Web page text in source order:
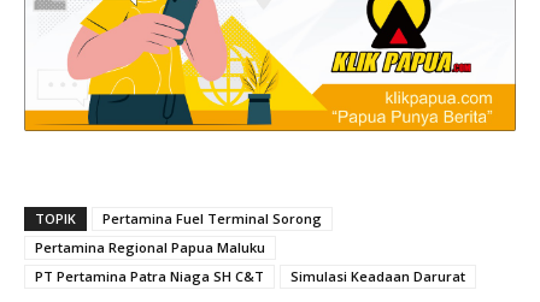
TOPIK
Pertamina Fuel Terminal Sorong
Pertamina Regional Papua Maluku
PT Pertamina Patra Niaga SH C&T
Simulasi Keadaan Darurat